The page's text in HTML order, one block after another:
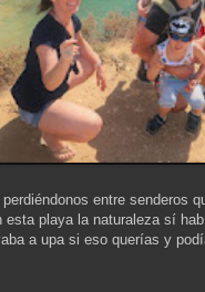
entre senderos
playa la naturaleza sí
a upa si eso querías y